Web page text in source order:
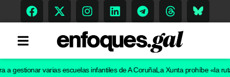
varias escuelas infantiles de A CoruñaLa Xunta prohíbe «la ruta